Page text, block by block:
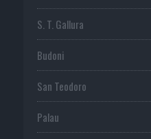
S. T. Gallura
Budoni
San Teodoro
Palau